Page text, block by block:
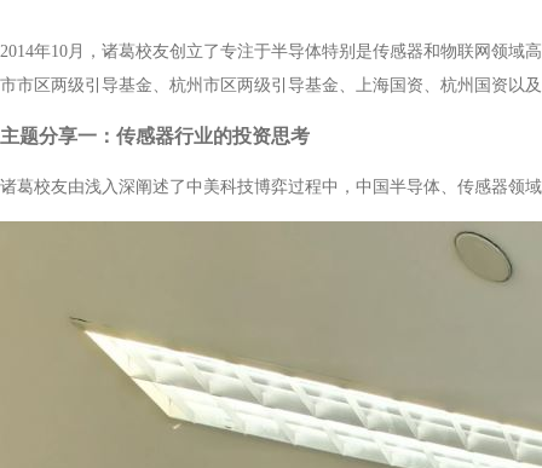
2014年10月，诸葛校友创立了专注于半导体特别是传感器和物联网领
市市区两级引导基金、杭州市区两级引导基金、上海国资、杭州国资以
主题分享一：传感器行业的投资思考
诸葛校友由浅入深阐述了中美科技博弈过程中，中国半导体、传感器领